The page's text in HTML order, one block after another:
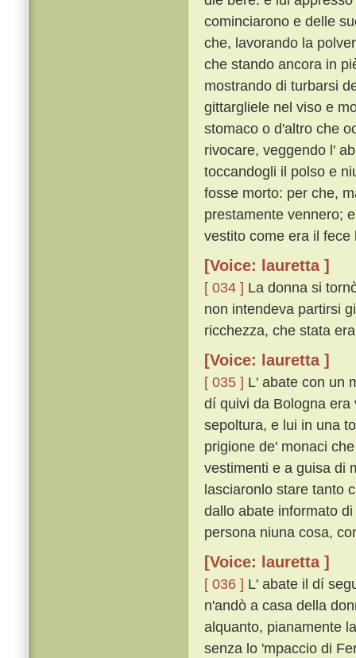
cominciarono e delle
che, lavorando la
che stando ancora in
mostrando di turbarsi
gittargliele nel viso e
stomaco o d'altro che
rivocare, veggendo l'
toccandogli il polso e
fosse morto: per che,
prestamente vennero;
vestito come era il
[Voice: lauretta ]
[ 034 ] La donna si
non intendeva partirsi
ricchezza, che stata
[Voice: lauretta ]
[ 035 ] L' abate con un
dí quivi da Bologna
sepoltura, e lui in una
prigione de' monaci
vestimenti e a guisa di
lasciaronlo stare tanto
dallo abate informato
persona niuna cosa,
[Voice: lauretta ]
[ 036 ] L' abate il dí
n'andò a casa della
alquanto, pianamente
senza lo 'mpaccio di